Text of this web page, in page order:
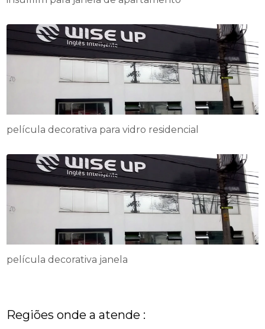
película decorativa para vidro residencial
película decorativa janela
Regiões onde a atende :